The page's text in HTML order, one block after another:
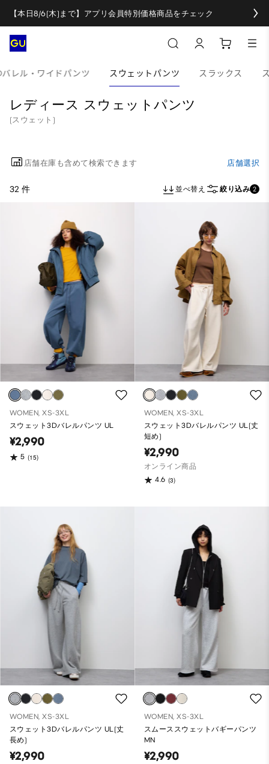
【本日8/6(木)まで】アプリ会員特別価格商品をチェック
バレル・ワイドパンツ スウェットパンツ スラックス
レディース スウェットパンツ
(スウェット)
店舗在庫も含めて検索できます 店舗選択
32 件 並べ替え 絞り込み 2
WOMEN, XS-3XL
スウェット3Dバレルパンツ UL
¥2,990
5 (15)
WOMEN, XS-3XL
スウェット3Dバレルパンツ UL(丈
短め)
¥2,990
オンライン商品
4.6 (3)
WOMEN, XS-3XL
スウェット3Dバレルパンツ UL(丈
長め)
¥2,990
WOMEN, XS-3XL
スムーススウェットバギーパンツ
MN
¥2,990